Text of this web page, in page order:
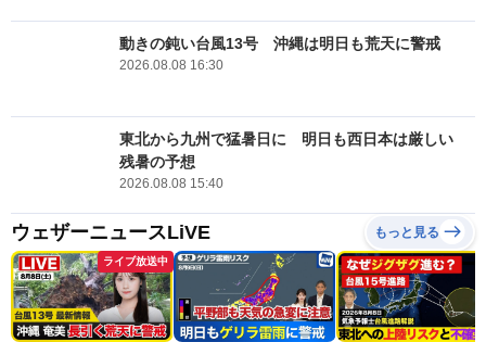
動きの鈍い台風13号 沖縄は明日も荒天に警戒
2026.08.08 16:30
東北から九州で猛暑日に 明日も西日本は厳しい
残暑の予想
2026.08.08 15:40
ウェザーニュースLiVE もっと見る
ライブ放送中